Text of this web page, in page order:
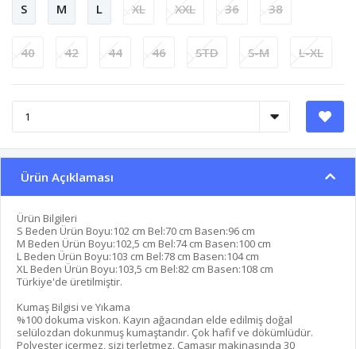
S M L XL XXL 36 38
40 42 44 46 STD S-M L-XL
Ürün Açıklaması
Ürün Bilgileri
S Beden Ürün Boyu:102 cm Bel:70 cm Basen:96 cm
M Beden Ürün Boyu:102,5 cm Bel:74 cm Basen:100 cm
L Beden Ürün Boyu:103 cm Bel:78 cm Basen:104 cm
XL Beden Ürün Boyu:103,5 cm Bel:82 cm Basen:108 cm
Türkiye'de üretilmiştir.
Kumaş Bilgisi ve Yıkama
%100 dokuma viskon. Kayın ağacından elde edilmiş doğal
selülozdan dokunmuş kumaştandır. Çok hafif ve dökümlüdür.
Polyester içermez, sizi terletmez. Çamaşır makinasında 30